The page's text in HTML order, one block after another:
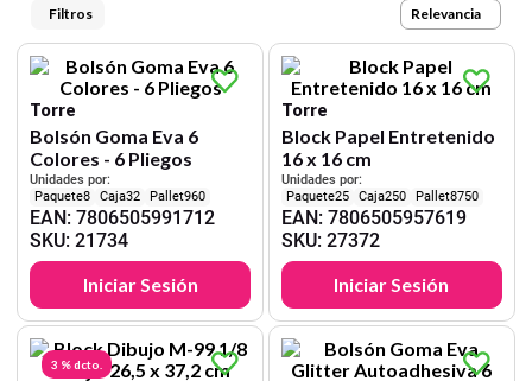
10. lapiz
Relevancia
Torre
Bolsón Goma Eva 6
Colores - 6 Pliegos
Unidades por:
8
32 960
EAN:7806505991712
SKU:21734
Iniciar Sesión
Torre
Block Papel Entretenido
16 x 16 cm
Unidades por:
25
250 8750
EAN: 7806505957619
SKU: 27372
Iniciar Sesión
3 %dcto.